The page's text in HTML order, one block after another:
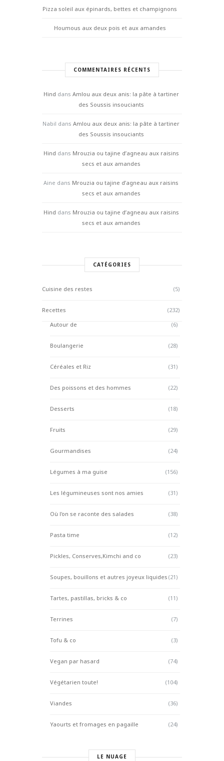
Pizza soleil aux épinards, bettes et champignons
Houmous aux deux pois et aux amandes
COMMENTAIRES RÉCENTS
Hind dans Amlou aux deux anis: la pâte à tartiner
des Soussis insouciants
Nabil dans Amlou aux deux anis: la pâte à tartiner
des Soussis insouciants
Hind dans Mrouzia ou tajine d’agneau aux raisins
secs et aux amandes
Aine dans Mrouzia ou tajine d’agneau aux raisins
secs et aux amandes
Hind dans Mrouzia ou tajine d’agneau aux raisins
secs et aux amandes
CATÉGORIES
Cuisine des restes (5)
Recettes
(232)
Autour de
(6)
Boulangerie (28)
Céréales et Riz (31)
Des poissons et des hommes (22)
Desserts (18)
Fruits (29)
Gourmandises (24)
Légumes à ma guise (156)
Les légumineuses sont nos amies (31)
Où l'on se raconte des salades (38)
Pasta time (12)
Pickles, Conserves,Kimchi and co (23)
Soupes, bouillons et autres joyeux liquides (21)
Tartes, pastillas, bricks & co (11)
Terrines (7)
Tofu & co (3)
Vegan par hasard (74)
Végétarien toute! (104)
Viandes (36)
Yaourts et fromages en pagaille (24)
LE NUAGE